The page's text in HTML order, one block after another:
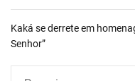
Kaká se derrete em
Senhor”